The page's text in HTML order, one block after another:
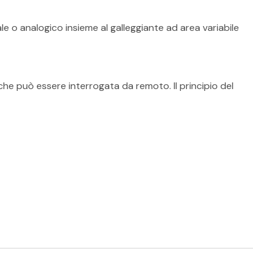
analogico insieme al galleggiante ad area variabile
può essere interrogata da remoto. Il principio del